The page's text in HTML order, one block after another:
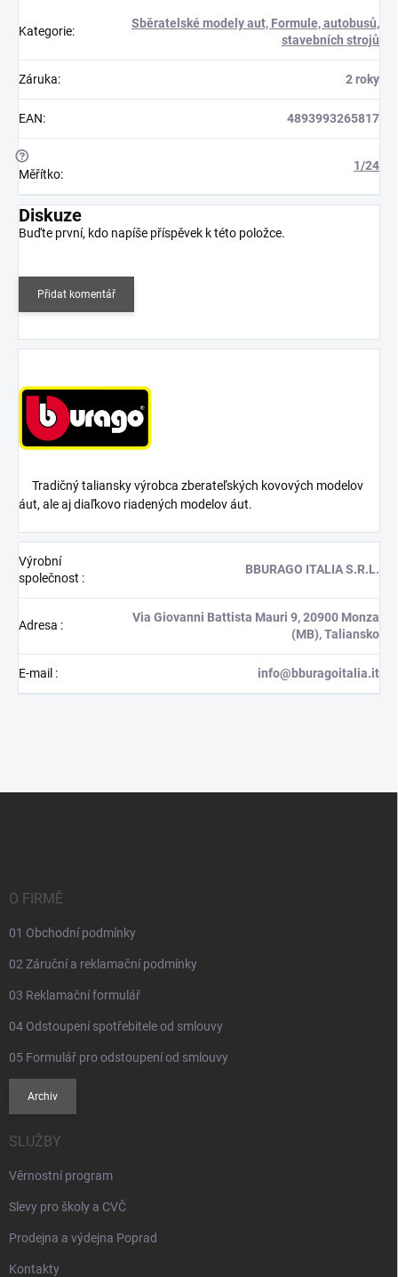
Kategorie:
Sběratelské modely aut, Formule, autobusů,
stavebních strojů
Záruka: 2 roky
EAN: 4893993265817
?
Měřítko:
1/24
Diskuze
Buďte první, kdo napíše příspěvek k této položce.
Přidat komentář
Tradičný taliansky výrobca zberateľských kovových modelov
áut, ale aj diaľkovo riadených modelov áut.
Výrobní
společnost :
BBURAGO ITALIA S.R.L.
Adresa :
Via Giovanni Battista Mauri 9, 20900 Monza
(MB), Taliansko
E-mail : info@bburagoitalia.it
O FIRMĚ
01 Obchodní podmínky
02 Záruční a reklamační podmínky
03 Reklamační formulář
04 Odstoupení spotřebitele od smlouvy
05 Formulář pro odstoupení od smlouvy
Archiv
SLUŽBY
Věrnostní program
Slevy pro školy a CVČ
Prodejna a výdejna Poprad
Kontakty